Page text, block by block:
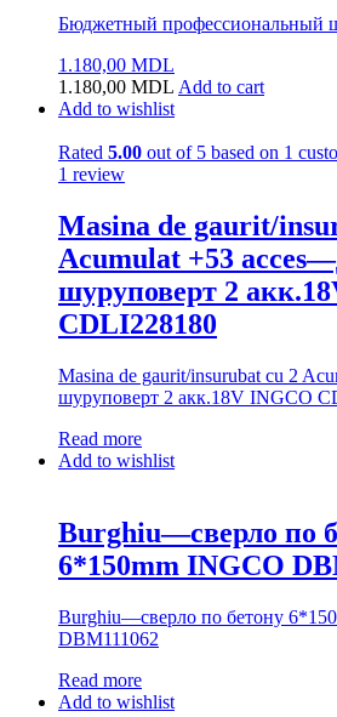
Бюджетный профессиональный
1.180,00 MDL
1.180,00 MDL Add to cart
Add to wishlist
Rated 5.00 out of 5 based on 1
1 review
Masina de gaurit/
Acumulat +53
шуруповерт 2
CDLI228180
Masina de gaurit/insurubat cu 2
шуруповерт 2 акк.18V INGCO
Read more
Add to wishlist
Burghiu—сверло по
6*150mm INGCO
Burghiu—сверло по бетону
DBM111062
Read more
Add to wishlist